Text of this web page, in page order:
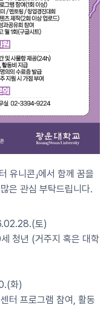
유니콘」에서 함께 꿈을
은 관심 부탁드립니다.
토)
청년 (거주지 혹은 대학
화)
터 프로그램 참여, 활동